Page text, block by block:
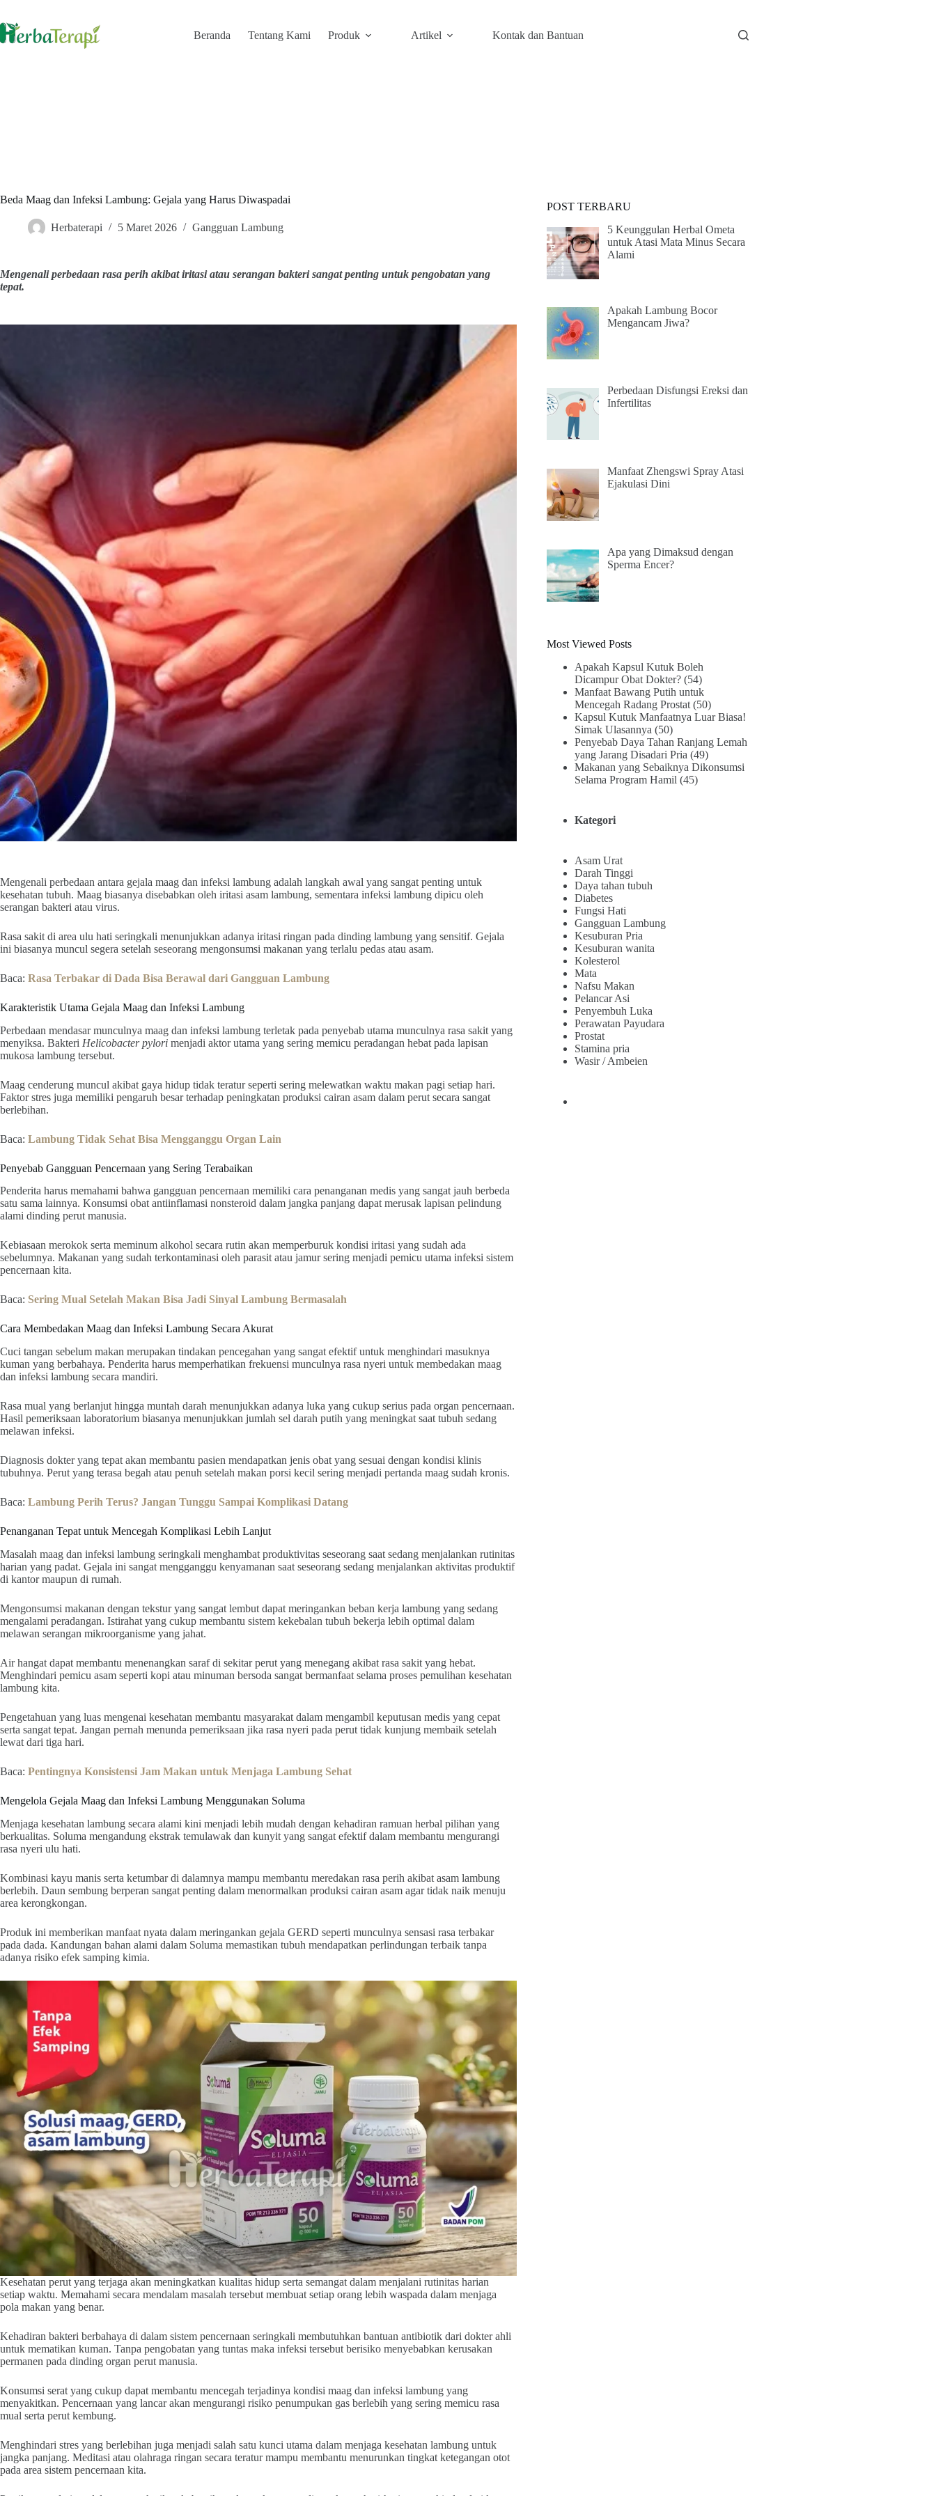
content
Beranda Tentang Kami Produk Artikel Kontak dan Bantuan
Beda Maag dan Infeksi Lambung: Gejala yang Harus Diwaspadai
Herbaterapi 5 Maret 2026 Gangguan Lambung
Mengenali perbedaan rasa perih akibat iritasi atau serangan bakteri sangat penting untuk pengobatan yang
tepat.
Mengenali perbedaan antara gejala maag dan infeksi lambung adalah langkah awal yang sangat penting untuk
kesehatan tubuh. Maag biasanya disebabkan oleh iritasi asam lambung, sementara infeksi lambung dipicu oleh
serangan bakteri atau virus.
Rasa sakit di area ulu hati seringkali menunjukkan adanya iritasi ringan pada dinding lambung yang sensitif. Gejala
ini biasanya muncul segera setelah seseorang mengonsumsi makanan yang terlalu pedas atau asam.
Baca: Rasa Terbakar di Dada Bisa Berawal dari Gangguan Lambung
Karakteristik Utama Gejala Maag dan Infeksi Lambung
Perbedaan mendasar munculnya maag dan infeksi lambung terletak pada penyebab utama munculnya rasa sakit yang
menyiksa. Bakteri Helicobacter pylori menjadi aktor utama yang sering memicu peradangan hebat pada lapisan
mukosa lambung tersebut.
Maag cenderung muncul akibat gaya hidup tidak teratur seperti sering melewatkan waktu makan pagi setiap hari.
Faktor stres juga memiliki pengaruh besar terhadap peningkatan produksi cairan asam dalam perut secara sangat
berlebihan.
Baca: Lambung Tidak Sehat Bisa Mengganggu Organ Lain
Penyebab Gangguan Pencernaan yang Sering Terabaikan
Penderita harus memahami bahwa gangguan pencernaan memiliki cara penanganan medis yang sangat jauh berbeda
satu sama lainnya. Konsumsi obat antiinflamasi nonsteroid dalam jangka panjang dapat merusak lapisan pelindung
alami dinding perut manusia.
Kebiasaan merokok serta meminum alkohol secara rutin akan memperburuk kondisi iritasi yang sudah ada
sebelumnya. Makanan yang sudah terkontaminasi oleh parasit atau jamur sering menjadi pemicu utama infeksi sistem
pencernaan kita.
Baca: Sering Mual Setelah Makan Bisa Jadi Sinyal Lambung Bermasalah
Cara Membedakan Maag dan Infeksi Lambung Secara Akurat
Cuci tangan sebelum makan merupakan tindakan pencegahan yang sangat efektif untuk menghindari masuknya
kuman yang berbahaya. Penderita harus memperhatikan frekuensi munculnya rasa nyeri untuk membedakan maag
dan infeksi lambung secara mandiri.
Rasa mual yang berlanjut hingga muntah darah menunjukkan adanya luka yang cukup serius pada organ pencernaan.
Hasil pemeriksaan laboratorium biasanya menunjukkan jumlah sel darah putih yang meningkat saat tubuh sedang
melawan infeksi.
Diagnosis dokter yang tepat akan membantu pasien mendapatkan jenis obat yang sesuai dengan kondisi klinis
tubuhnya. Perut yang terasa begah atau penuh setelah makan porsi kecil sering menjadi pertanda maag sudah kronis.
Baca: Lambung Perih Terus? Jangan Tunggu Sampai Komplikasi Datang
Penanganan Tepat untuk Mencegah Komplikasi Lebih Lanjut
Masalah maag dan infeksi lambung seringkali menghambat produktivitas seseorang saat sedang menjalankan rutinitas
harian yang padat. Gejala ini sangat mengganggu kenyamanan saat seseorang sedang menjalankan aktivitas produktif
di kantor maupun di rumah.
Mengonsumsi makanan dengan tekstur yang sangat lembut dapat meringankan beban kerja lambung yang sedang
mengalami peradangan. Istirahat yang cukup membantu sistem kekebalan tubuh bekerja lebih optimal dalam
melawan serangan mikroorganisme yang jahat.
Air hangat dapat membantu menenangkan saraf di sekitar perut yang menegang akibat rasa sakit yang hebat.
Menghindari pemicu asam seperti kopi atau minuman bersoda sangat bermanfaat selama proses pemulihan kesehatan
lambung kita.
Pengetahuan yang luas mengenai kesehatan membantu masyarakat dalam mengambil keputusan medis yang cepat
serta sangat tepat. Jangan pernah menunda pemeriksaan jika rasa nyeri pada perut tidak kunjung membaik setelah
lewat dari tiga hari.
Baca: Pentingnya Konsistensi Jam Makan untuk Menjaga Lambung Sehat
Mengelola Gejala Maag dan Infeksi Lambung Menggunakan Soluma
Menjaga kesehatan lambung secara alami kini menjadi lebih mudah dengan kehadiran ramuan herbal pilihan yang
berkualitas. Soluma mengandung ekstrak temulawak dan kunyit yang sangat efektif dalam membantu mengurangi
rasa nyeri ulu hati.
Kombinasi kayu manis serta ketumbar di dalamnya mampu membantu meredakan rasa perih akibat asam lambung
berlebih. Daun sembung berperan sangat penting dalam menormalkan produksi cairan asam agar tidak naik menuju
area kerongkongan.
Produk ini memberikan manfaat nyata dalam meringankan gejala GERD seperti munculnya sensasi rasa terbakar
pada dada. Kandungan bahan alami dalam Soluma memastikan tubuh mendapatkan perlindungan terbaik tanpa
adanya risiko efek samping kimia.
Kesehatan perut yang terjaga akan meningkatkan kualitas hidup serta semangat dalam menjalani rutinitas harian
setiap waktu. Memahami secara mendalam masalah tersebut membuat setiap orang lebih waspada dalam menjaga
pola makan yang benar.
Kehadiran bakteri berbahaya di dalam sistem pencernaan seringkali membutuhkan bantuan antibiotik dari dokter ahli
untuk mematikan kuman. Tanpa pengobatan yang tuntas maka infeksi tersebut berisiko menyebabkan kerusakan
permanen pada dinding organ perut manusia.
Konsumsi serat yang cukup dapat membantu mencegah terjadinya kondisi maag dan infeksi lambung yang
menyakitkan. Pencernaan yang lancar akan mengurangi risiko penumpukan gas berlebih yang sering memicu rasa
mual serta perut kembung.
Menghindari stres yang berlebihan juga menjadi salah satu kunci utama dalam menjaga kesehatan lambung untuk
jangka panjang. Meditasi atau olahraga ringan secara teratur mampu membantu menurunkan tingkat ketegangan otot
pada area sistem pencernaan kita.
POST TERBARU
5 Keunggulan Herbal Ometa
untuk Atasi Mata Minus Secara
Alami
Apakah Lambung Bocor
Mengancam Jiwa?
Perbedaan Disfungsi Ereksi dan
Infertilitas
Manfaat Zhengswi Spray Atasi
Ejakulasi Dini
Apa yang Dimaksud dengan
Sperma Encer?
Most Viewed Posts
Apakah Kapsul Kutuk Boleh
Dicampur Obat Dokter? (54)
Manfaat Bawang Putih untuk
Mencegah Radang Prostat (50)
Kapsul Kutuk Manfaatnya Luar Biasa!
Simak Ulasannya (50)
Penyebab Daya Tahan Ranjang Lemah
yang Jarang Disadari Pria (49)
Makanan yang Sebaiknya Dikonsumsi
Selama Program Hamil (45)
Kategori
Asam Urat
Darah Tinggi
Daya tahan tubuh
Diabetes
Fungsi Hati
Gangguan Lambung
Kesuburan Pria
Kesuburan wanita
Kolesterol
Mata
Nafsu Makan
Pelancar Asi
Penyembuh Luka
Perawatan Payudara
Prostat
Stamina pria
Wasir / Ambeien